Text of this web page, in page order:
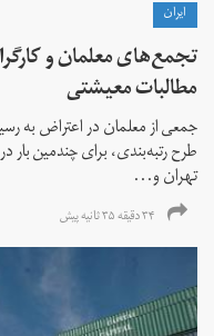
ايران
تجمع‌های معلمان و
مطالبات معیشتی
جمعی از معلمان در اعتراض به
طرح رتبه‌بندی، برای چندمین
تهران و...
۳۴ دقیقه ۳۵ ثانیه پیش